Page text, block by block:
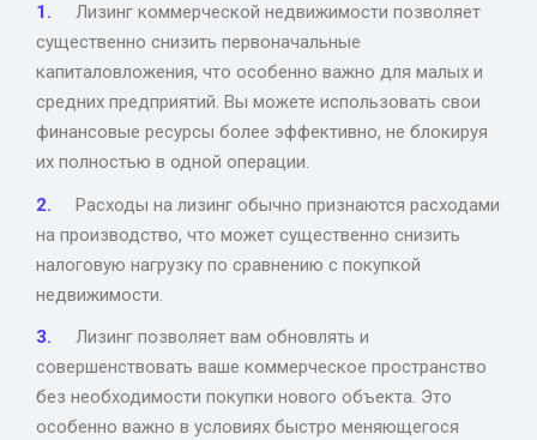
Лизинг коммерческой недвижимости позволяет
существенно снизить первоначальные
капиталовложения, что особенно важно для малых и
средних предприятий. Вы можете использовать свои
финансовые ресурсы более эффективно, не блокируя
их полностью в одной операции.
Расходы на лизинг обычно признаются расходами
на производство, что может существенно снизить
налоговую нагрузку по сравнению с покупкой
недвижимости.
Лизинг позволяет вам обновлять и
совершенствовать ваше коммерческое пространство
без необходимости покупки нового объекта. Это
особенно важно в условиях быстро меняющегося